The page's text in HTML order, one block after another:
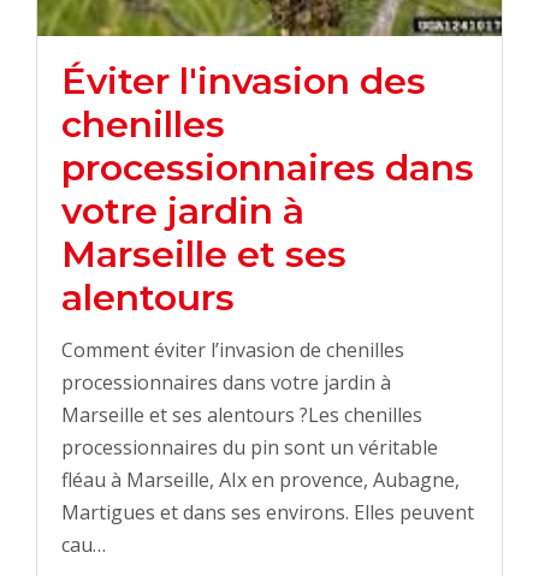
Éviter l'invasion des
chenilles
processionnaires dans
votre jardin à
Marseille et ses
alentours
Comment éviter l’invasion de chenilles
processionnaires dans votre jardin à
Marseille et ses alentours ?Les chenilles
processionnaires du pin sont un véritable
fléau à Marseille, AIx en provence, Aubagne,
Martigues et dans ses environs. Elles peuvent
cau…